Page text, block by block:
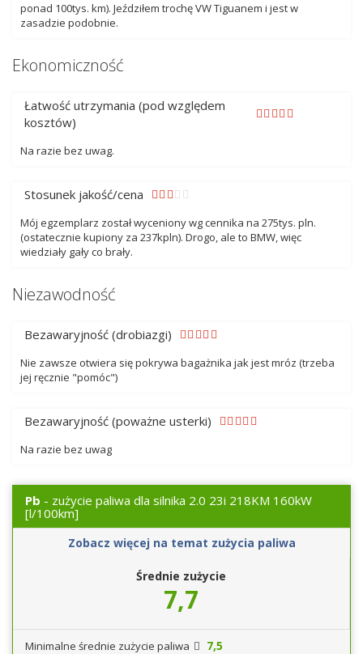
ponad 100tys. km). Jeździłem trochę VW Tiguanem i jest w
zasadzie podobnie.
Ekonomiczność
Łatwość utrzymania (pod względem
kosztów)
Na razie bez uwag.
Stosunek jakość/cena
Mój egzemplarz został wyceniony wg cennika na 275tys. pln.
(ostatecznie kupiony za 237kpln). Drogo, ale to BMW, więc
wiedziały gały co brały.
Niezawodność
Bezawaryjność (drobiazgi)
Nie zawsze otwiera się pokrywa bagażnika jak jest mróz (trzeba
jej ręcznie "pomóc")
Bezawaryjność (poważne usterki)
Na razie bez uwag
Pb - zużycie paliwa dla silnika 2.0 23i 218KM 160kW
[l/100km]
Średnie zużycie
7,7
Minimalne średnie zużycie paliwa 7,5
Zobacz więcej na temat zużycia paliwa